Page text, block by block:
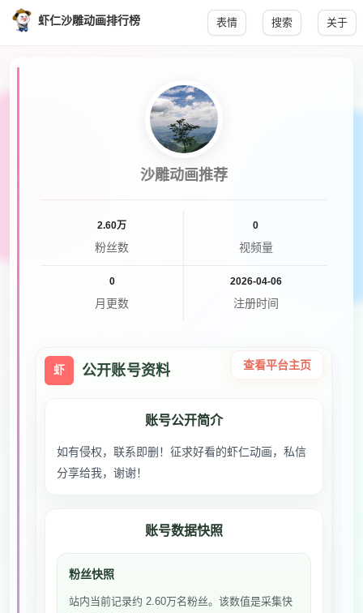
虾仁沙雕动画排行榜 表情 搜索 关于
沙雕动画推荐
2.60万
粉丝数
0
视频量
0
月更数
2026-04-06
注册时间
虾 公开账号资料 查看平台主页
账号公开简介
如有侵权，联系即删！征求好看的虾仁动画，私信
分享给我，谢谢！
账号数据快照
粉丝快照
站内当前记录约 2.60万名粉丝。该数值是采集快